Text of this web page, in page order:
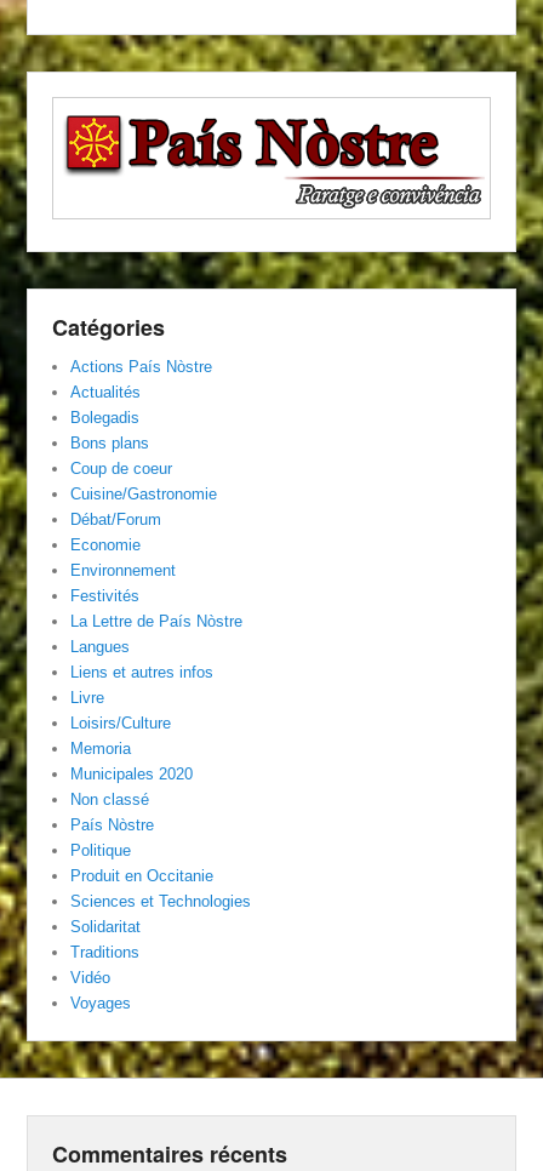
Catégories
Actions País Nòstre
Actualités
Bolegadis
Bons plans
Coup de coeur
Cuisine/Gastronomie
Débat/Forum
Economie
Environnement
Festivités
La Lettre de País Nòstre
Langues
Liens et autres infos
Livre
Loisirs/Culture
Memoria
Municipales 2020
Non classé
País Nòstre
Politique
Produit en Occitanie
Sciences et Technologies
Solidaritat
Traditions
Vidéo
Voyages
Commentaires récents